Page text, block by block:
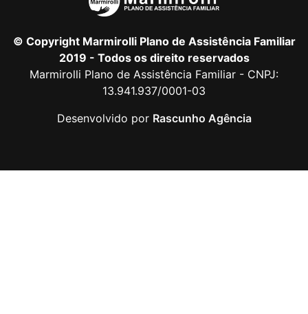
© Copyright Marmirolli Plano de Assistência Familiar
2019 - Todos os direito reservados
Marmirolli Plano de Assistência Familiar - CNPJ:
13.941.937/0001-03
Desenvolvido por Rascunho Agência